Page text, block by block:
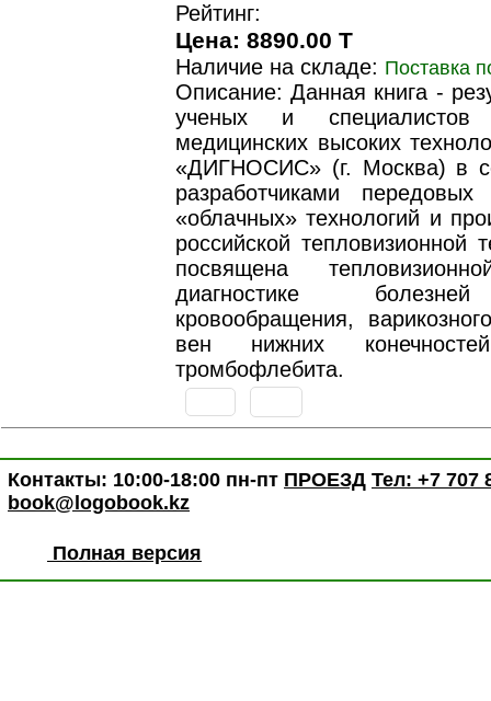
Рейтинг:
Цена: 8890.00 T
Наличие на складе: Поставка
Описание: Данная книга -
ученых и
медицинских высоких
«ДИГНОСИС» (г. Москва) в
разработчиками передовых
«облачных» технологий и
российской тепловизионной
посвящена
диагностике
кровообращения,
вен нижних
тромбофлебита.
Контакты: 10:00-18:00 пн-пт ПРОЕЗД Тел: +7 707
book@logobook.kz
Полная версия